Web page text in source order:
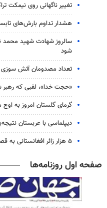
تغییر ناگهانی روی نیمکت
هشدار تداوم بارش‌های تابستانه و
سالروز شهادت شهید محمد
شود
تعداد مصدومان آتش سوزی
«حجت خدا»، لقبی که
گرمای گلستان امروز به
دیپلماسی با عربستان
۵ هزار زائر افغانستانی به قصد زیارت عتبات در عراق وارد دوغارون شدند
صفحه اول روزنامه‌ها